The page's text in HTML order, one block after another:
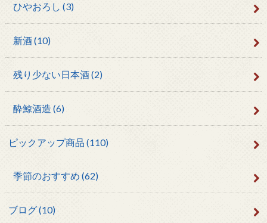
ひやおろし (3)
新酒(10)
残り少ない日本酒(2)
酔鯨酒造 (6)
ピックアップ商品 (110)
季節のおすすめ (62)
ブログ(10)